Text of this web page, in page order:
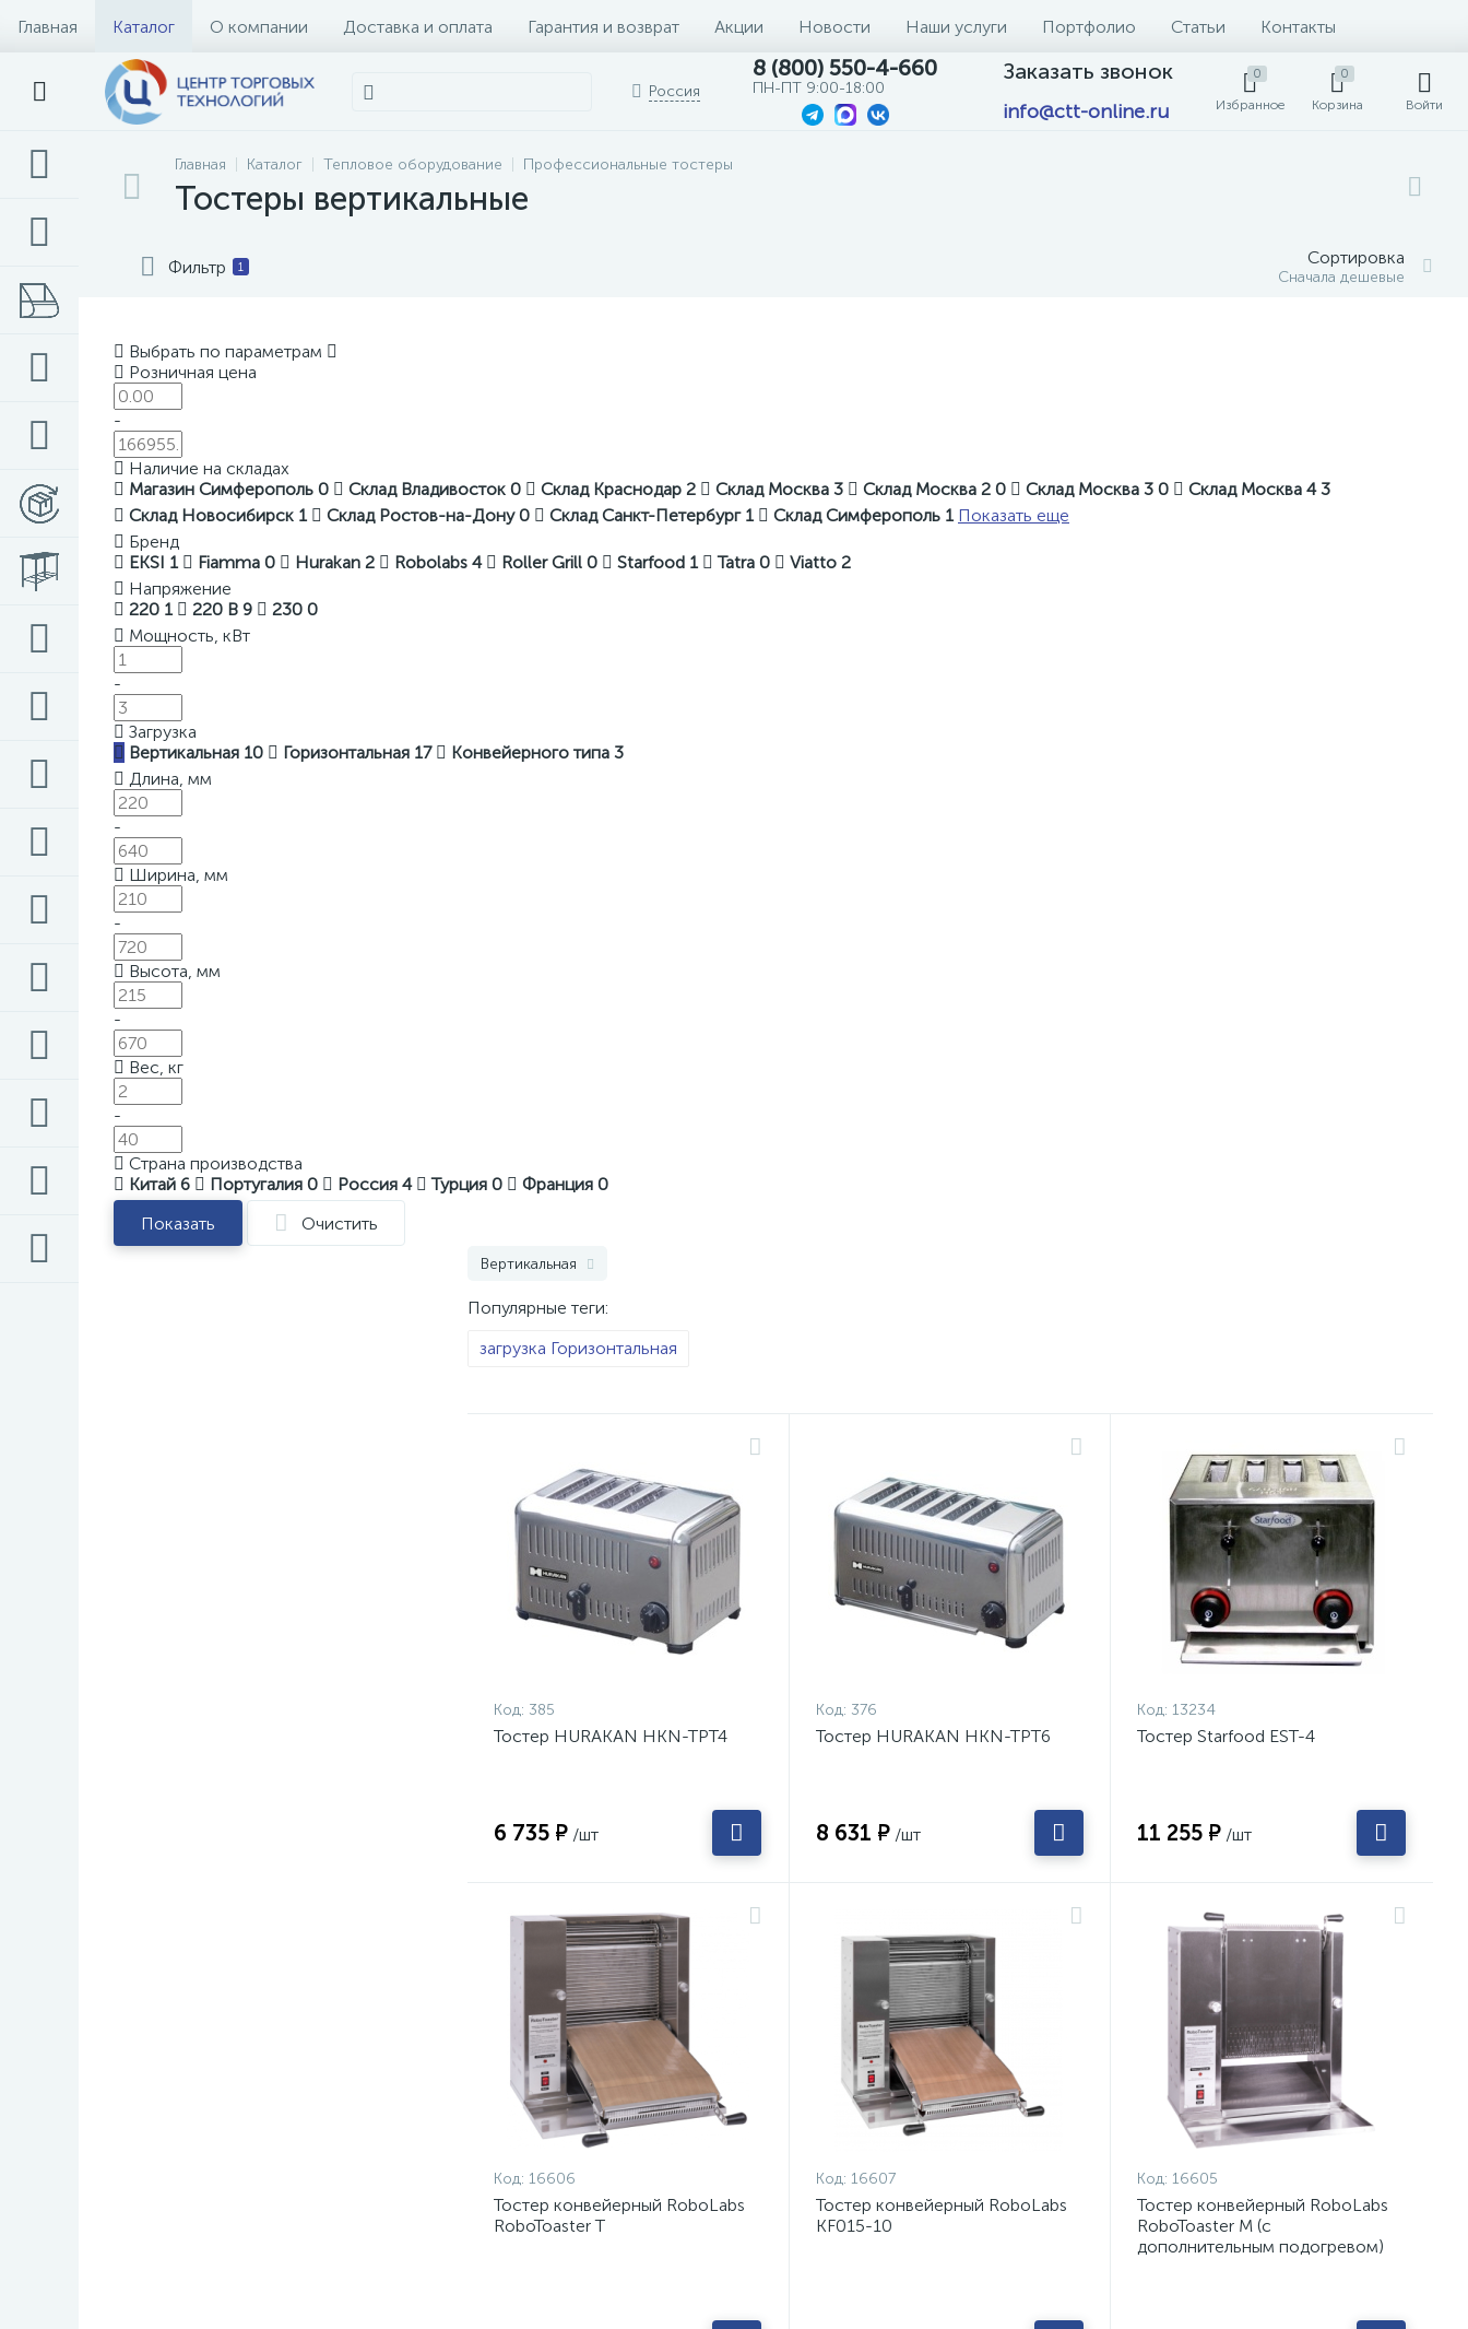
Главная Каталог О компании Доставка и оплата Гарантия и возврат Акции Новости Наши услуги Портфолио Статьи Контакты
Россия
8 (800) 550-4-660
ПН-ПТ 9:00-18:00
Заказать звонок
info@ctt-online.ru
0
Избранное
0
Корзина Войти
Главная Каталог Тепловое оборудование Профессиональные тостеры
Тостеры вертикальные
Фильтр 1 Сортировка
Сначала дешевые
Выбрать по параметрам
Розничная цена
-
Наличие на складах
Магазин Симферополь 0 Склад Владивосток 0 Склад Краснодар 2 Склад Москва 3 Склад Москва 2 0 Склад Москва 3 0 Склад Москва 43
Склад Новосибирск 1 Склад Ростов-на-Дону0 Склад Санкт-Петербург 1 Склад Симферополь 1 Показать еще
Бренд
EKSI 1 Fiamma 0 Hurakan 2 Robolabs 4 Roller Grill 0 Starfood 1 Tatra 0 Viatto 2
Напряжение
220 1 220 В 9 230 0
Мощность, кВт
-
Загрузка
Вертикальная 10 Горизонтальная 17 Конвейерного типа 3
Длина, мм
-
Ширина, мм
-
Высота, мм
-
Вес, кг
-
Страна производства
Китай 6 Португалия 0 Россия 4 Турция 0 Франция 0
Показать
Очистить
Вертикальная
Популярные теги:
загрузка Горизонтальная
Код: 385
Тостер HURAKAN HKN-TPT4
6 735 ₽ /шт
Код: 376
Тостер HURAKAN HKN-TPT6
8 631 ₽ /шт
Код: 13234
Тостер Starfood EST-4
11 255 ₽ /шт
Код: 16606
Тостер конвейерный RoboLabs
RoboToaster T
Код: 16607
Тостер конвейерный RoboLabs
KF015-10
Код: 16605
Тостер конвейерный RoboLabs
RoboToaster M (с
дополнительным подогревом)